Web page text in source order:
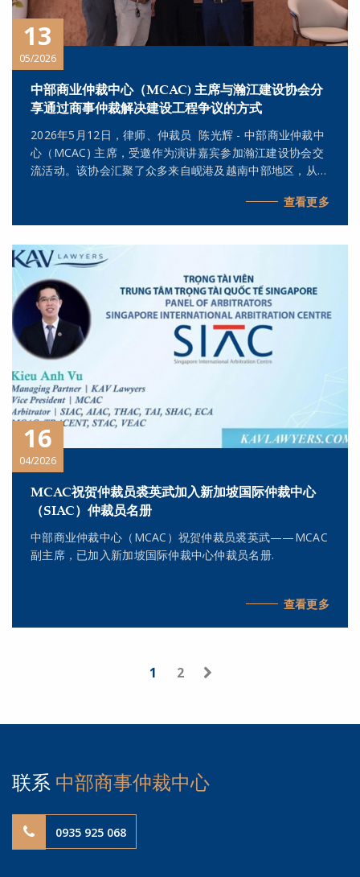
13
05/2026
中部商业仲裁中心（MCAC) 主席与瀚江建设协会分
享通过商事仲裁解决建设工程争议的方式
2026年5月12日，律师、仲裁员 陈光辉 - 中部商业仲裁中
心（MCAC) 主席，受邀作为演讲嘉宾参加瀚江建设协会交
流活动。该协会汇聚了众多来自岘港及越南中部地区，从事
查看更多
16
04/2026
MCAC祝贺仲裁员裘英武加入新加坡国际仲裁中心
（SIAC）仲裁员名册
中部商业仲裁中心（MCAC）祝贺仲裁员裘英武——MCAC
副主席，已加入新加坡国际仲裁中心仲裁员名册.
查看更多
1 2
联系 中部商事仲裁中心
0935 925 068